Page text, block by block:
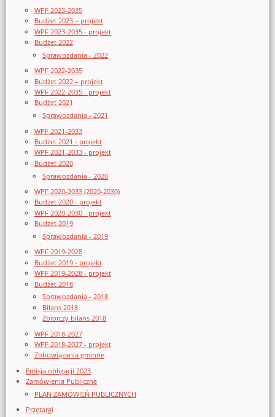
WPF 2023-2035
Budżet 2023 – projekt
WPF 2023-2035 - projekt
Budżet 2022
Sprawozdania - 2022
WPF 2022-2035
Budżet 2022 – projekt
WPF 2022-2035 - projekt
Budżet 2021
Sprawozdania - 2021
WPF 2021-2033
Budżet 2021 - projekt
WPF 2021-2033 - projekt
Budżet 2020
Sprawozdania - 2020
WPF 2020-2033 (2020-2030)
Budżet 2020 - projekt
WPF 2020-2030 - projekt
Budżet 2019
Sprawozdania - 2019
WPF 2019-2028
Budżet 2019 - projekt
WPF 2019-2028 - projekt
Budżet 2018
Sprawozdania - 2018
Bilans 2018
Zbiorczy bilans 2018
WPF 2018-2027
WPF 2018-2027 - projekt
Zobowiązania gminne
Emisja obligacji 2023
Zamówienia Publiczne
PLAN ZAMÓWIEŃ PUBLICZNYCH
Przetargi